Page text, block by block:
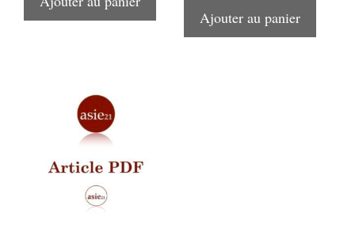
Ajouter au panier